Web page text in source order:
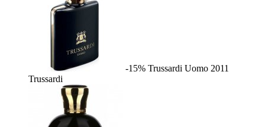
-15% Trussardi Uomo 2011
Trussardi